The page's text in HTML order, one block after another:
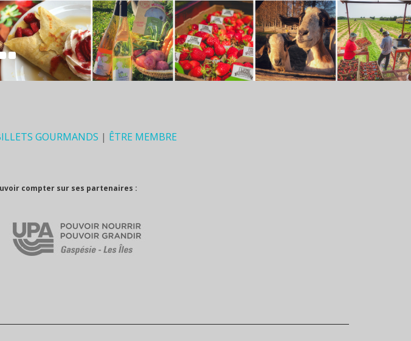
GOURMANDS | ÊTRE MEMBRE
compter sur ses partenaires :